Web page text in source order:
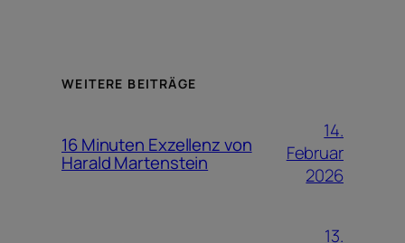
WEITERE BEITRÄGE
16 Minuten Exzellenz von
Harald Martenstein
14.
Februar
2026
13.